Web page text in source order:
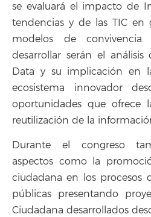
se evaluará el impacto de
tendencias y de las TIC en
modelos de
desarrollar serán el
Data y su implicación en
ecosistema innovador
oportunidades que ofrece
reutilización de la
Durante el congreso
aspectos como la
ciudadana en los procesos
públicas presentando
Ciudadana desarrollados